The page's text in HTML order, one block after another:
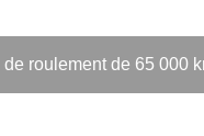
roulement de 65 000